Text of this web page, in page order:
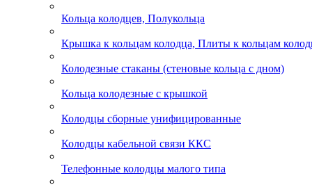
Кольца колодцев, Полукольца
Крышка к кольцам колодца, Плиты к кольцам
Колодезные стаканы (стеновые кольца с дном)
Кольца колодезные с крышкой
Колодцы сборные унифицированные
Колодцы кабельной связи ККС
Телефонные колодцы малого типа